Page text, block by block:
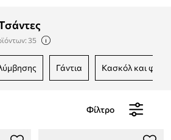
35
γάντια κασκόλ και
Φίλτρο